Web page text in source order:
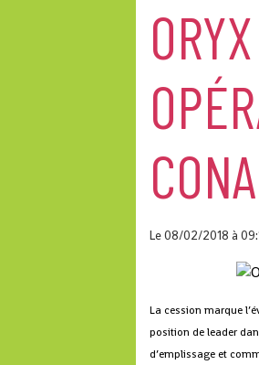
Le 08/02/2018à
La cession marque
position de leader
d’emplissage et